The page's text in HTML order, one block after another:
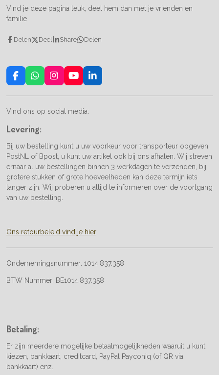
Vind je deze pagina leuk, deel hem dan met je vrienden en
familie
Delen Deel Share Delen
F
a
c
b
o
W
h
a
s
p
p
I
n
s
a
m
Y
o
u
u
L
i
n
Vind ons op social media:
Levering:
Bij uw bestelling kunt u uw voorkeur voor transporteur opgeven,
PostNL of Bpost, u kunt uw artikel ook bij ons afhalen. Wij streven
ernaar al uw bestellingen binnen 3 werkdagen te verzenden, bij
grotere stukken of grote hoeveelheden kan deze termijn iets
langer zijn. Wij proberen u altijd te informeren over de voortgang
van uw bestelling.
Ons retourbeleid vind je hier
Ondernemingsnummer: 1014.837.358
BTW Nummer: BE1014.837.358
Betaling:
Er zijn meerdere mogelijke betaalmogelijkheden waaruit u kunt
kiezen, bankkaart, creditcard, PayPal Payconiq (of QR via
bankkaart) enz.